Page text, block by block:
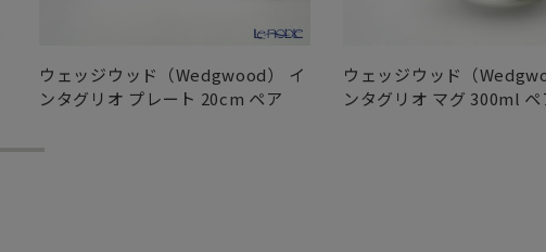
ウェッジウッド（Wedgwood） イ
ンタグリオ プレート 20cm ペア
ウェッジウッド（
ンタグリオ マグ 300ml ペ